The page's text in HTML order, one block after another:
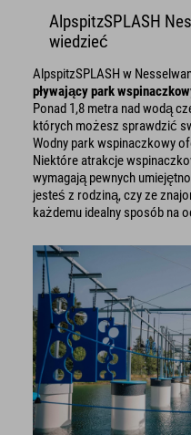
AlpspitzSPLASH
wiedzieć
AlpspitzSPLASH w
pływający park
Ponad 1,8 metra nad wodą
których możesz sprawdzić
Wodny park wspinaczkowy
Niektóre atrakcje
wymagają pewnych
jesteś z rodziną, czy ze
każdemu idealny sposób na